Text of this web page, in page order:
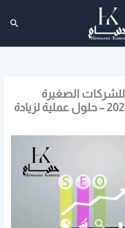
أفضل باقات SEO للشركات الصغيرة
والمتوسطة لعام 2025 – حلول عملية لزيادة